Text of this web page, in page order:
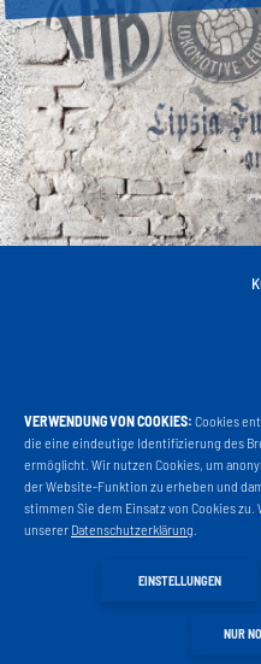
VERWENDUNG VON COOKIES: Cookies
die eine eindeutige Identifizierung des
ermöglicht. Wir nutzen Cookies, um
der Website-Funktion zu erheben und
stimmen Sie dem Einsatz von Cookies
unserer Datenschutzerklärung
EINSTELLUNGEN
NUR